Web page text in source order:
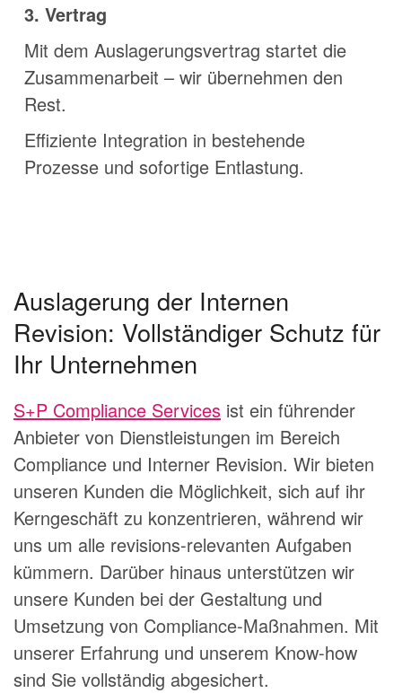
3. Vertrag
Mit dem Auslagerungsvertrag startet die
Zusammenarbeit – wir übernehmen den
Rest.
Effiziente Integration in bestehende
Prozesse und sofortige Entlastung.
Auslagerung der Internen
Revision: Vollständiger Schutz für
Ihr Unternehmen
S+P Compliance Services ist ein führender
Anbieter von Dienstleistungen im Bereich
Compliance und Interner Revision. Wir bieten
unseren Kunden die Möglichkeit, sich auf ihr
Kerngeschäft zu konzentrieren, während wir
uns um alle revisions-relevanten Aufgaben
kümmern. Darüber hinaus unterstützen wir
unsere Kunden bei der Gestaltung und
Umsetzung von Compliance-Maßnahmen. Mit
unserer Erfahrung und unserem Know-how
sind Sie vollständig abgesichert.